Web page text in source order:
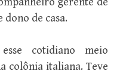
dono de casa.
cotidiano meio
colônia italiana. Teve